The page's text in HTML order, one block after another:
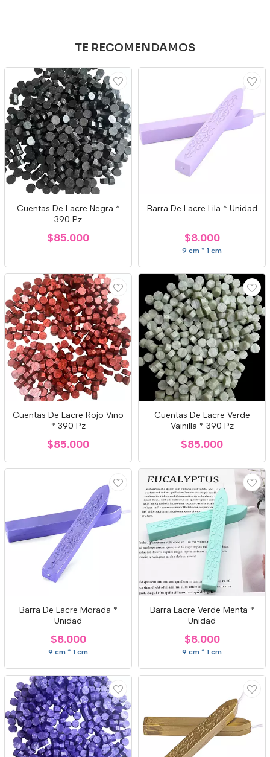
TE RECOMENDAMOS
Cuentas De Lacre Negra *
390 Pz
$85.000
Barra De Lacre Lila * Unidad
$8.000
9 cm * 1 cm
Cuentas De Lacre Rojo Vino
* 390 Pz
$85.000
Cuentas De Lacre Verde
Vainilla * 390 Pz
$85.000
Barra De Lacre Morada *
Unidad
$8.000
9 cm * 1 cm
Barra Lacre Verde Menta *
Unidad
$8.000
9 cm * 1 cm